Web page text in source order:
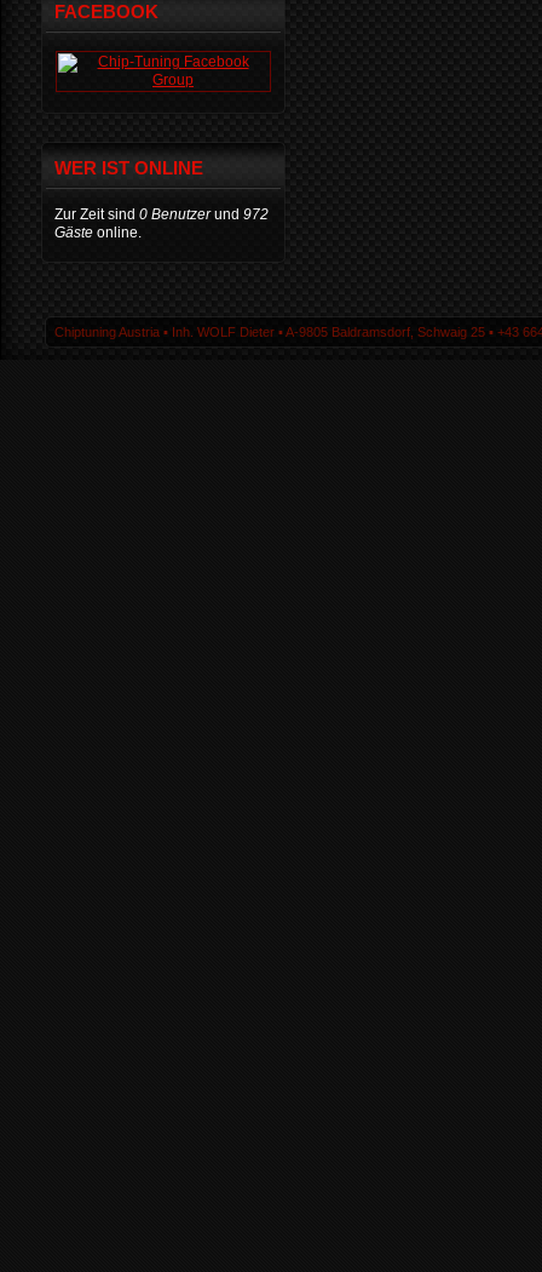
FACEBOOK
WER IST ONLINE
Zur Zeit sind 0 Benutzerund 972
Gäste online.
Chiptuning Austria ▪ Inh. WOLF Dieter ▪ A-9805 Baldramsdorf, Schwaig 25 ▪ +43